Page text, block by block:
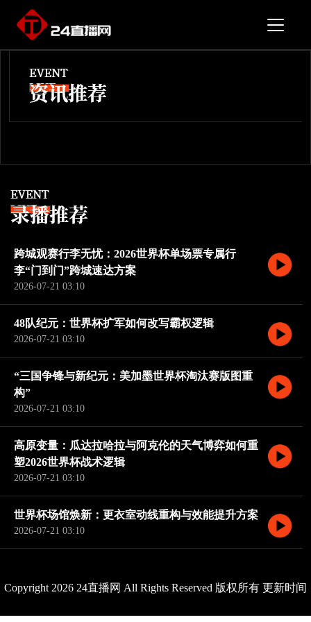
跨城观赛行李无忧：2026世界杯单场票专属行
李“门到门”跨城速达方案
2026-07-21 03:10
48队纪元：世界杯扩军如何改写霸权逻辑
2026-07-21 03:10
“三国争锋与新纪元：美加墨世界杯淘汰赛版图重
构”
2026-07-21 03:10
高原变量：瓜达拉哈拉与阿克伦的天气博弈如何重
塑2026世界杯战术逻辑
2026-07-21 03:10
世界杯场馆焕新：更衣室动线重构与效能提升方案
2026-07-21 03:10
Copyright 2026 24直播网 All Rights Reserved 版权所有 更新时间